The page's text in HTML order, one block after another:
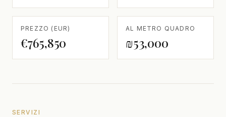
PREZZO (EUR)
€765,850
AL METRO QUADRO
₪53,000
SERVIZI